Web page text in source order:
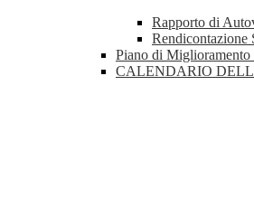
Rapporto di
Rendicontazione
Piano di Miglioramento
CALENDARIO